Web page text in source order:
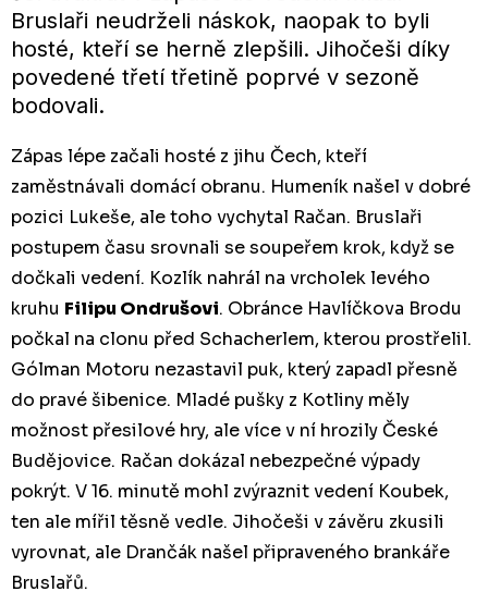
Bruslaři neudrželi náskok, naopak to byli
hosté, kteří se herně zlepšili. Jihočeši díky
povedené třetí třetině poprvé v sezoně
bodovali.
Zápas lépe začali hosté z jihu Čech, kteří
zaměstnávali domácí obranu. Humeník našel v dobré
pozici Lukeše, ale toho vychytal Račan. Bruslaři
postupem času srovnali se soupeřem krok, když se
dočkali vedení. Kozlík nahrál na vrcholek levého
kruhu Filipu Ondrušovi. Obránce Havlíčkova Brodu
počkal na clonu před Schacherlem, kterou prostřelil.
Gólman Motoru nezastavil puk, který zapadl přesně
do pravé šibenice. Mladé pušky z Kotliny měly
možnost přesilové hry, ale více v ní hrozily České
Budějovice. Račan dokázal nebezpečné výpady
pokrýt. V 16. minutě mohl zvýraznit vedení Koubek,
ten ale mířil těsně vedle. Jihočeši v závěru zkusili
vyrovnat, ale Drančák našel připraveného brankáře
Bruslařů.